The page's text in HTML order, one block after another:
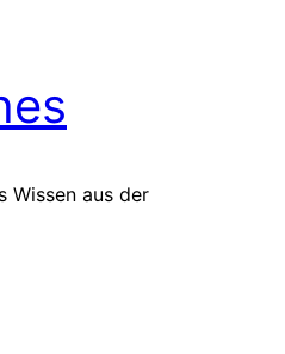
Wissen aus der